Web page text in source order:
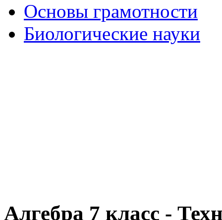
Основы грамотности
Биологические науки
Алгебра 7 класс -